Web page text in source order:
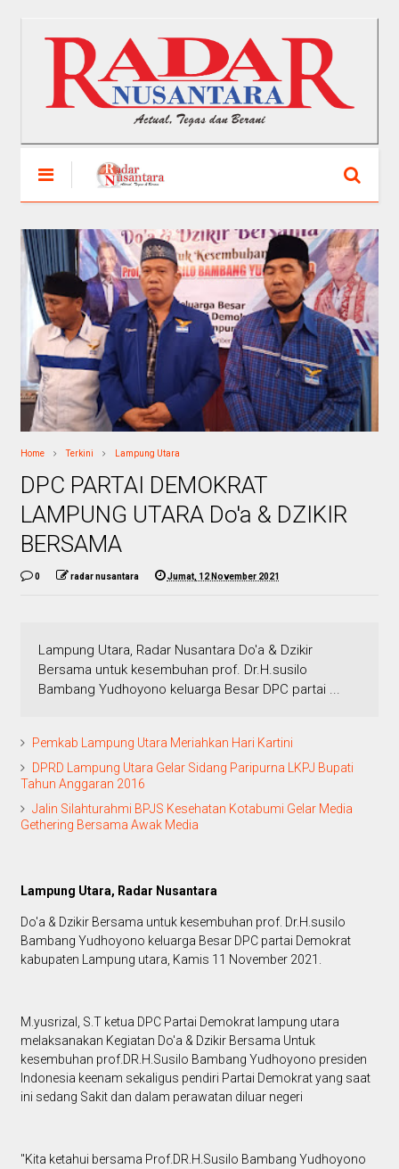
Home Terkini Lampung Utara
DPC PARTAI DEMOKRAT
LAMPUNG UTARA Do'a & DZIKIR
BERSAMA
0 radar nusantara Jumat, 12 November 2021
Lampung Utara, Radar Nusantara Do'a & Dzikir
Bersama untuk kesembuhan prof. Dr.H.susilo
Bambang Yudhoyono keluarga Besar DPC partai ...
Pemkab Lampung Utara Meriahkan Hari Kartini
DPRD Lampung Utara Gelar Sidang Paripurna LKPJ Bupati
Tahun Anggaran 2016
Jalin Silahturahmi BPJS Kesehatan Kotabumi Gelar Media
Gethering Bersama Awak Media
Lampung Utara, Radar Nusantara
Do'a & Dzikir Bersama untuk kesembuhan prof. Dr.H.susilo
Bambang Yudhoyono keluarga Besar DPC partai Demokrat
kabupaten Lampung utara, Kamis 11 November 2021.
M.yusrizal, S.T ketua DPC Partai Demokrat lampung utara
melaksanakan Kegiatan Do'a & Dzikir Bersama Untuk
kesembuhan prof.DR.H.Susilo Bambang Yudhoyono presiden
Indonesia keenam sekaligus pendiri Partai Demokrat yang saat
ini sedang Sakit dan dalam perawatan diluar negeri
"Kita ketahui bersama Prof.DR.H.Susilo Bambang Yudhoyono